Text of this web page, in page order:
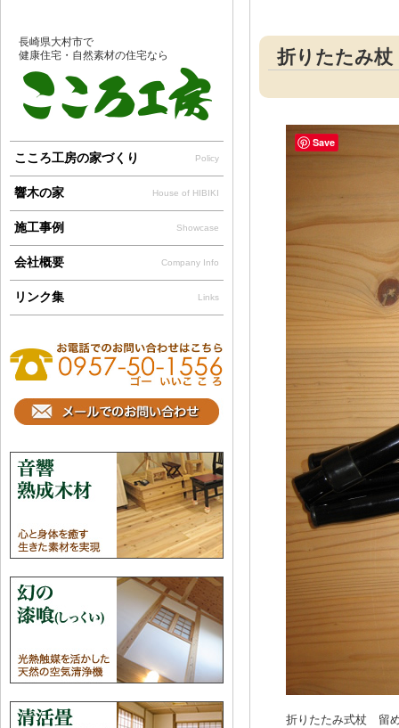
折りたたみ杖
折りたたみ式杖 留
長崎県大村市で
健康住宅・自然素材の住宅なら
こころ工房の家づくり Policy
響木の家 House of HIBIKI
施工事例 Showcase
会社概要 Company Info
リンク集 Links
Save